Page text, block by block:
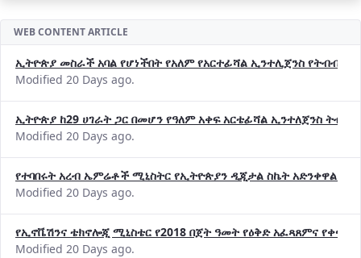
WEB CONTENT ARTICLE
ኢትዮጵያ መስራች አባል የሆነችበት የአለም የአርተፊሻል ኢንተሊጀንስ የትብብር
Modified 20 Days ago.
ኢትዮጵያ ከ29 ሀገራት ጋር በመሆን የዓለም አቀፍ አርቴፊሻል ኢንተለጀንስ
Modified 20 Days ago.
የተባበሩት አረብ ኤምሬቶች ሚኒስትር የኢትዮጵያን ዲጂታል ስኬት አድንቀዋል
Modified 20 Days ago.
የኢኖቬሽንና ቴክኖሎጂ ሚኒስቴር የ2018 በጀት ዓመት የዕቅድ አፈጻጸምና
Modified 20 Days ago.